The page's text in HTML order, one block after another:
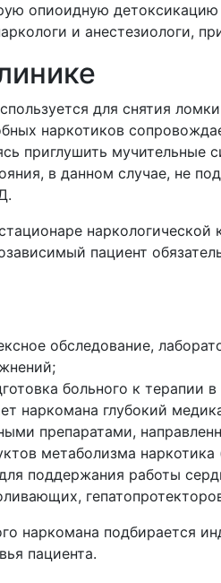
опиоидную
и анестезиологи,
для снятия
наркотиков
приглушить
в данном случае, не
пациент
обследование,
больного к терапии
наркомана глубокий
препаратами,
метаболизма
поддержания работы
наркомана подбирается
пациента.